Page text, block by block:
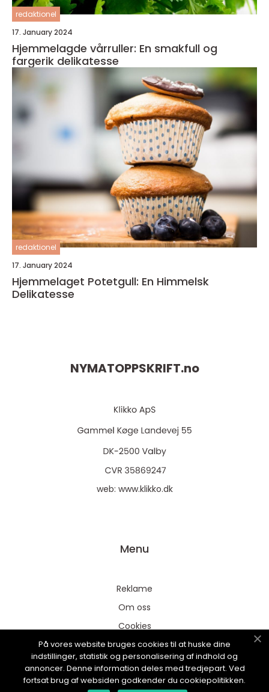
redaktionel
17. January 2024
Hjemmelagde vårruller: En smakfull og
fargerik delikatesse
redaktionel
17. January 2024
Hjemmelaget Potetgull: En Himmelsk
Delikatesse
NYMATOPPSKRIFT.no
web: www.klikko.dk
Menu
Reklame
Om oss
Cookies
Kontakt Oss
Sitemap
På vores website bruges cookies til at huske dine
indstillinger, statistik og personalisering af indhold og
annoncer. Denne information deles med tredjepart. Ved
fortsat brug af websiden godkender du cookiepolitikken.